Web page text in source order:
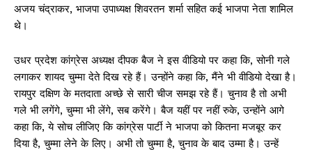
अजय चंद्राकर, भाजपा उपाध्यक्ष शिवरतन शर्मा सहित कई भाजपा नेता शामिल
थे।
उधर प्रदेश कांग्रेस अध्यक्ष दीपक बैज ने इस वीडियो पर कहा कि, सोनी गले
लगाकर शायद चुम्मा देते दिख रहे हैं। उन्होंने कहा कि, मैंने भी वीडियो देखा है।
रायपुर दक्षिण के मतदाता अच्छे से सारी चीज समझ रहे हैं। चुनाव है तो अभी
गले भी लगेंगे, चुम्मा भी लेंगे, सब करेंगे। बैज यहीं पर नहीं रुके, उन्होंने आगे
कहा कि, ये सोच लीजिए कि कांग्रेस पार्टी ने भाजपा को कितना मजबूर कर
दिया है, चुम्मा लेने के लिए। अभी तो चुम्मा है, चुनाव के बाद उम्मा है। उन्हें